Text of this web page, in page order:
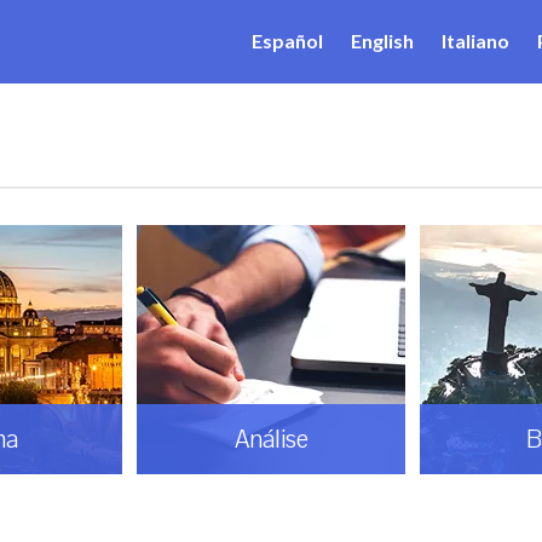
Español English Italiano
Análise